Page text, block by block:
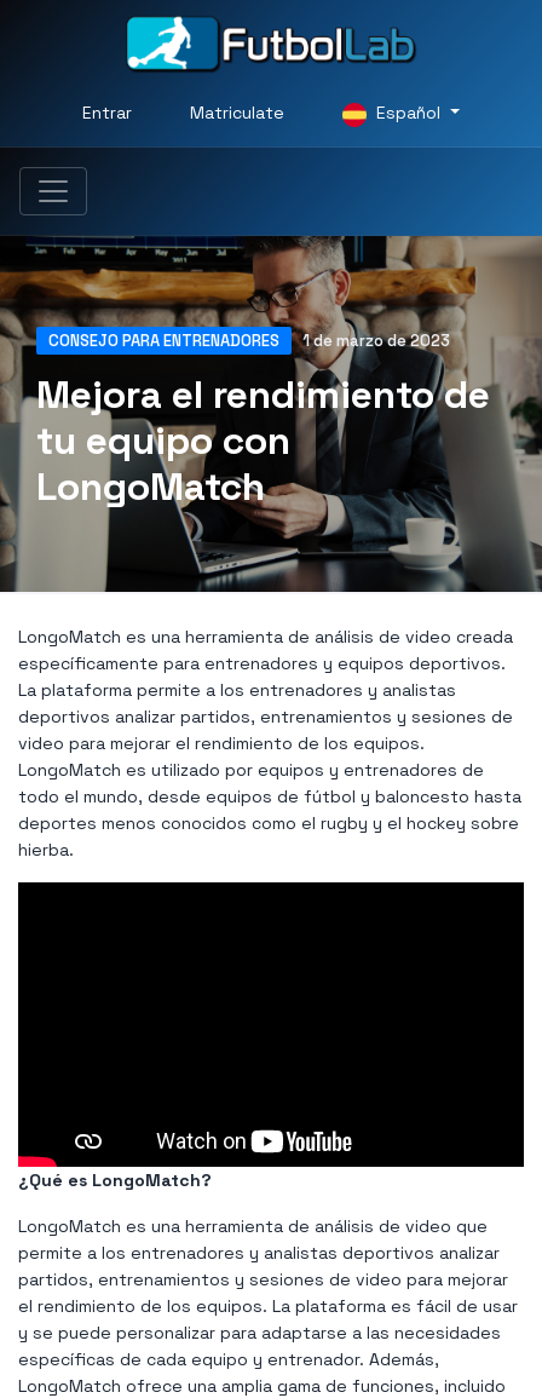
Entrar Matriculate Español
CONSEJO PARA ENTRENADORES 1 de marzo de 2023
Mejora el rendimiento de
tu equipo con
LongoMatch
LongoMatch es una herramienta de análisis de video creada
específicamente para entrenadores y equipos deportivos.
La plataforma permite a los entrenadores y analistas
deportivos analizar partidos, entrenamientos y sesiones de
video para mejorar el rendimiento de los equipos.
LongoMatch es utilizado por equipos y entrenadores de
todo el mundo, desde equipos de fútbol y baloncesto hasta
deportes menos conocidos como el rugby y el hockey sobre
hierba.
¿Qué es LongoMatch?
LongoMatch es una herramienta de análisis de video que
permite a los entrenadores y analistas deportivos analizar
partidos, entrenamientos y sesiones de video para mejorar
el rendimiento de los equipos. La plataforma es fácil de usar
y se puede personalizar para adaptarse a las necesidades
específicas de cada equipo y entrenador. Además,
LongoMatch ofrece una amplia gama de funciones, incluido